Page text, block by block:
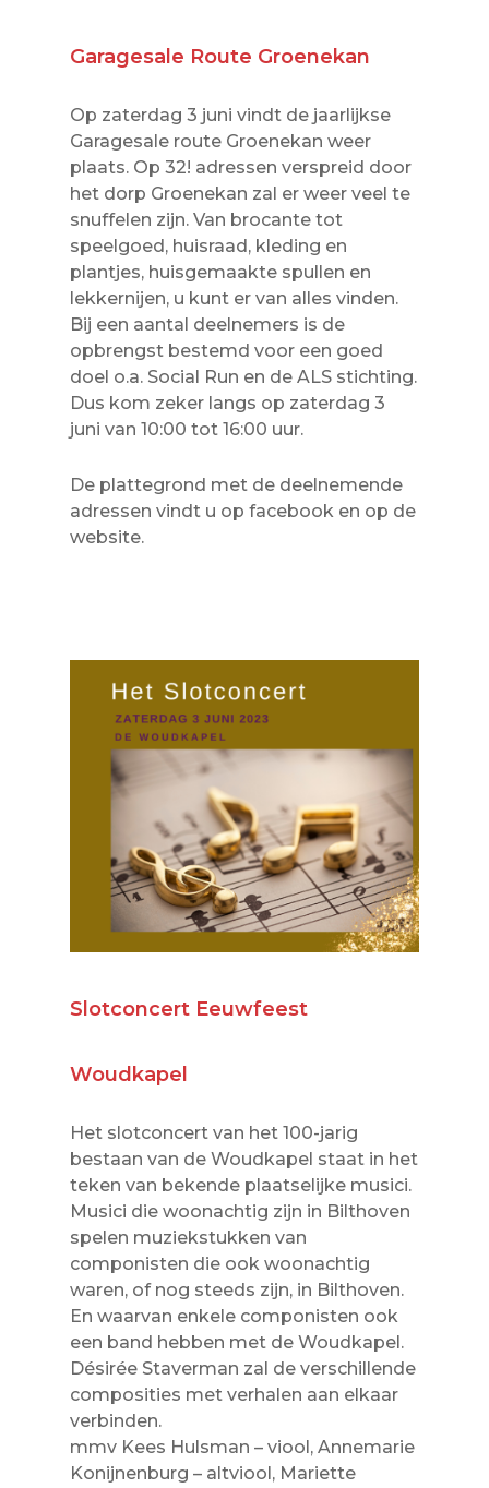
Garagesale Route Groenekan
Op zaterdag 3 juni vindt de jaarlijkse
Garagesale route Groenekan weer
plaats. Op 32! adressen verspreid door
het dorp Groenekan zal er weer veel te
snuffelen zijn. Van brocante tot
speelgoed, huisraad, kleding en
plantjes, huisgemaakte spullen en
lekkernijen, u kunt er van alles vinden.
Bij een aantal deelnemers is de
opbrengst bestemd voor een goed
doel o.a. Social Run en de ALS stichting.
Dus kom zeker langs op zaterdag 3
juni van 10:00 tot 16:00 uur.
De plattegrond met de deelnemende
adressen vindt u op facebook en op de
website.
Slotconcert Eeuwfeest
Woudkapel
Het slotconcert van het 100-jarig
bestaan van de Woudkapel staat in het
teken van bekende plaatselijke musici.
Musici die woonachtig zijn in Bilthoven
spelen muziekstukken van
componisten die ook woonachtig
waren, of nog steeds zijn, in Bilthoven.
En waarvan enkele componisten ook
een band hebben met de Woudkapel.
Désirée Staverman zal de verschillende
composities met verhalen aan elkaar
verbinden.
mmv Kees Hulsman – viool, Annemarie
Konijnenburg – altviool, Mariette